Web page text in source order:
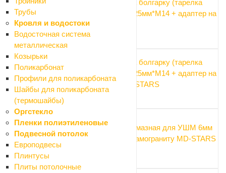
Трубы
Кровля и водостоки
Водосточная система
металлическая
Козырьки
Поликарбонат
Профили для поликарбоната
Шайбы для поликарбоната
(термошайбы)
Оргстекло
Пленки полиэтиленовые
Подвесной потолок
Европодвесы
Плинтусы
Плиты потолочные
Насадка на болгарку (тарелка
опорная) 125мм*М14 + адаптер на
Насадка на болгарку (тарелка
опорная) 125мм*М14 + адаптер на
дрель MD-STARS
Коронка алмазная для УШМ 6мм
М14 по керамограниту MD-STARS